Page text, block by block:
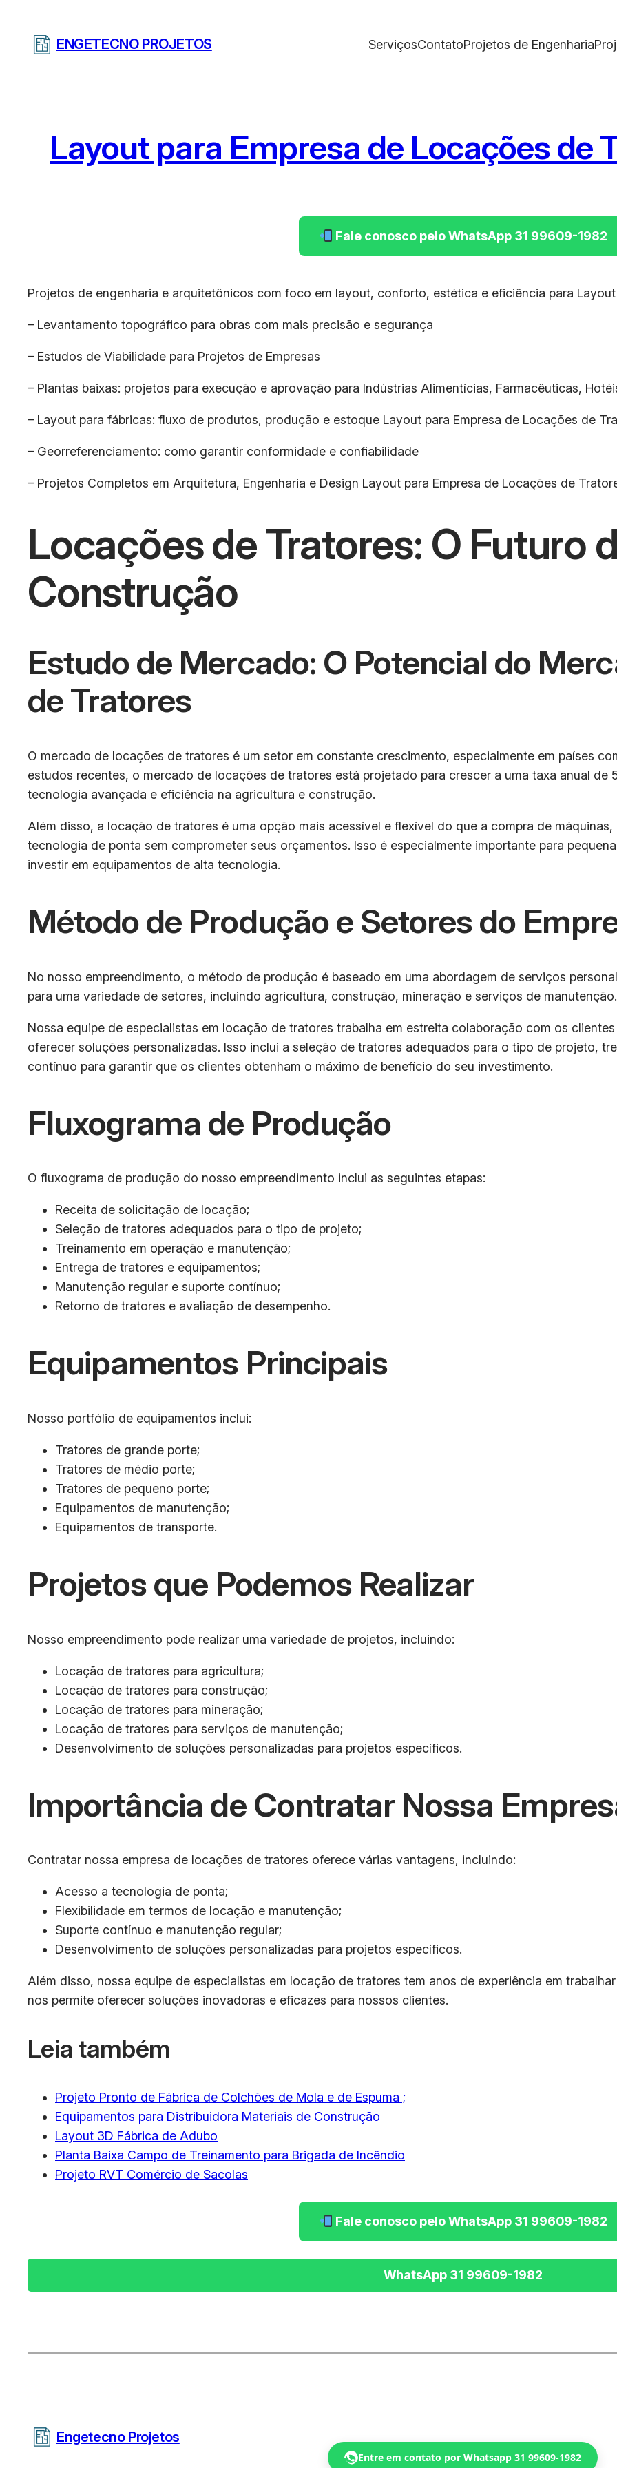
ENGETECNO PROJETOS ServiçosContatoProjetos de Engenharia
Layout para Empresa de Locações de
Fale conosco pelo WhatsApp 31 99609-1982
Projetos de engenharia e arquitetônicos com foco em layout, conforto, estética e eficiência para
– Levantamento topográfico para obras com mais precisão e segurança
– Estudos de Viabilidade para Projetos de Empresas
– Plantas baixas: projetos para execução e aprovação para Indústrias Alimentícias, Farmacêuticas,
– Layout para fábricas: fluxo de produtos, produção e estoque Layout para Empresa de Locações de
– Georreferenciamento: como garantir conformidade e confiabilidade
– Projetos Completos em Arquitetura, Engenharia e Design Layout para Empresa de Locações de
Locações de Tratores: O Futuro
Construção
Estudo de Mercado: O Potencial do
de Tratores
O mercado de locações de tratores é um setor em constante crescimento, especialmente em países
estudos recentes, o mercado de locações de tratores está projetado para crescer a uma taxa anual de
tecnologia avançada e eficiência na agricultura e construção.
Além disso, a locação de tratores é uma opção mais acessível e flexível do que a compra de
tecnologia de ponta sem comprometer seus orçamentos. Isso é especialmente importante para
investir em equipamentos de alta tecnologia.
Método de Produção e Setores do
No nosso empreendimento, o método de produção é baseado em uma abordagem de serviços
para uma variedade de setores, incluindo agricultura, construção, mineração e serviços de manutenção.
Nossa equipe de especialistas em locação de tratores trabalha em estreita colaboração com os
oferecer soluções personalizadas. Isso inclui a seleção de tratores adequados para o tipo de projeto,
contínuo para garantir que os clientes obtenham o máximo de benefício do seu investimento.
Fluxograma de Produção
O fluxograma de produção do nosso empreendimento inclui as seguintes etapas:
Receita de solicitação de locação;
Seleção de tratores adequados para o tipo de projeto;
Treinamento em operação e manutenção;
Entrega de tratores e equipamentos;
Manutenção regular e suporte contínuo;
Retorno de tratores e avaliação de desempenho.
Equipamentos Principais
Nosso portfólio de equipamentos inclui:
Tratores de grande porte;
Tratores de médio porte;
Tratores de pequeno porte;
Equipamentos de manutenção;
Equipamentos de transporte.
Projetos que Podemos Realizar
Nosso empreendimento pode realizar uma variedade de projetos, incluindo:
Locação de tratores para agricultura;
Locação de tratores para construção;
Locação de tratores para mineração;
Locação de tratores para serviços de manutenção;
Desenvolvimento de soluções personalizadas para projetos específicos.
Importância de Contratar Nossa
Contratar nossa empresa de locações de tratores oferece várias vantagens, incluindo:
Acesso a tecnologia de ponta;
Flexibilidade em termos de locação e manutenção;
Suporte contínuo e manutenção regular;
Desenvolvimento de soluções personalizadas para projetos específicos.
Além disso, nossa equipe de especialistas em locação de tratores tem anos de experiência em
nos permite oferecer soluções inovadoras e eficazes para nossos clientes.
Leia também
Projeto Pronto de Fábrica de Colchões de Mola e de Espuma ;
Equipamentos para Distribuidora Materiais de Construção
Layout 3D Fábrica de Adubo
Planta Baixa Campo de Treinamento para Brigada de Incêndio
Projeto RVT Comércio de Sacolas
Fale conosco pelo WhatsApp 31 99609-1982
Engetecno Projetos
Entre em contato por Whatsapp 31 99609-1982